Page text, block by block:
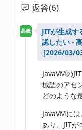
返答(6)
高徹
JITが生成
認したい -
JavaVMの
械語のアセ
どのような
JavaVMに
あり、JIT